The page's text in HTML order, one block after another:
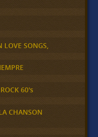
SONGS,
60's
CHANSON